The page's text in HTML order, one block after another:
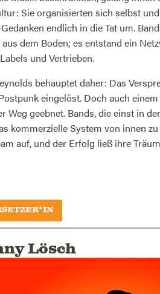
Sie organisierten sich selbst
endlich in die Tat um.
dem Boden; es entstand ein
und Vertrieben.
behauptet daher: Das
eingelöst. Doch auch
Weg geebnet. Bands, die einst in
kommerzielle System von innen
auf, und der Erfolg ließ ihre
Lösch